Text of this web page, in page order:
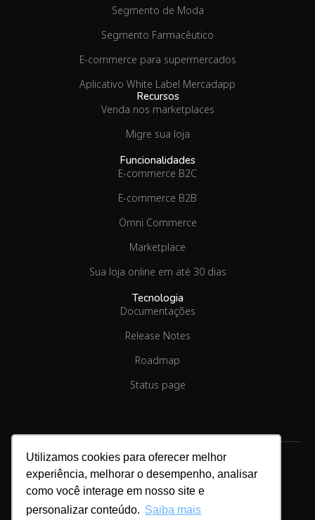
Utilizamos cookies para oferecer melhor
experiência, melhorar o desempenho, analisar
como você interage em nosso site e
personalizar conteúdo. Saiba mais
Segmento de Moda
Segmento Farmacêutico
E-commerce para supermercados
Aplicativo White Label Mercadapp
Recursos
Venda nos marketplaces
Migre sua loja
Funcionalidades
E-commerce B2C
E-commerce B2B
Omni Commerce
Marketplace
Sua loja online em até 30 dias
Tecnologia
Documentações
Release Notes
Roadmap
Status page
Copyright © 2026.Linx Commerce
Cookies & Privacidade